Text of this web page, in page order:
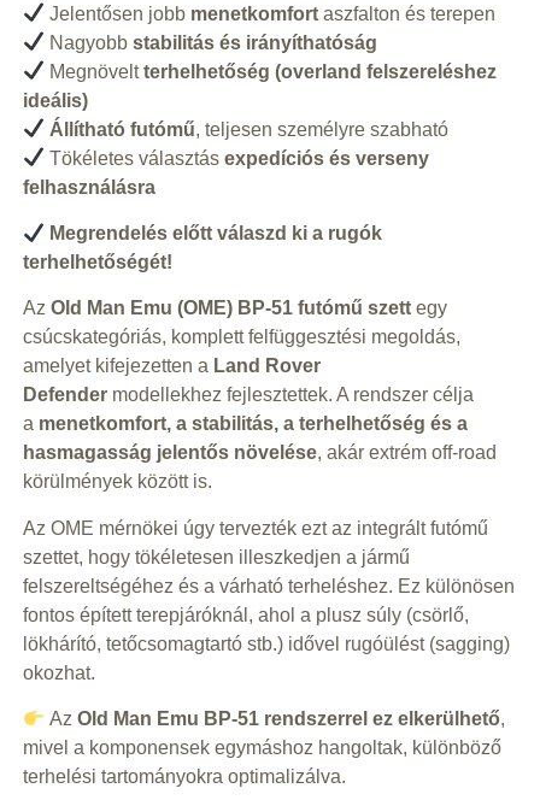
Jelentősen jobb menetkomfortaszfalton és terepen
Nagyobb stabilitás és irányíthatóság
Megnöveltterhelhetőség (overland felszereléshez
ideális)
Állítható futómű, teljesen személyre szabható
Tökéletes választás expedíciós és verseny
felhasználásra
Megrendelés előtt válaszd ki a rugók
terhelhetőségét!
Az Old Man Emu (OME) BP-51 futómű szettegy
csúcskategóriás, komplett felfüggesztési megoldás,
amelyet kifejezetten a Land Rover
Defendermodellekhez fejlesztettek. A rendszer célja
a menetkomfort, a stabilitás, a terhelhetőség és a
hasmagasság jelentős növelése, akár extrém off-road
körülmények között is.
Az OME mérnökei úgy tervezték ezt az integrált futómű
szettet, hogy tökéletesen illeszkedjen a jármű
felszereltségéhez és a várható terheléshez. Ez különösen
fontos épített terepjáróknál, ahol a plusz súly (csörlő,
lökhárító, tetőcsomagtartó stb.) idővel rugóülést (sagging)
okozhat.
Az Old Man Emu BP-51 rendszerrel ez elkerülhető,
mivel a komponensek egymáshoz hangoltak, különböző
terhelési tartományokra optimalizálva.